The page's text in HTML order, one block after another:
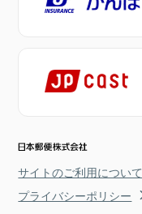
サイトのご利用について
プライバシーポリシー